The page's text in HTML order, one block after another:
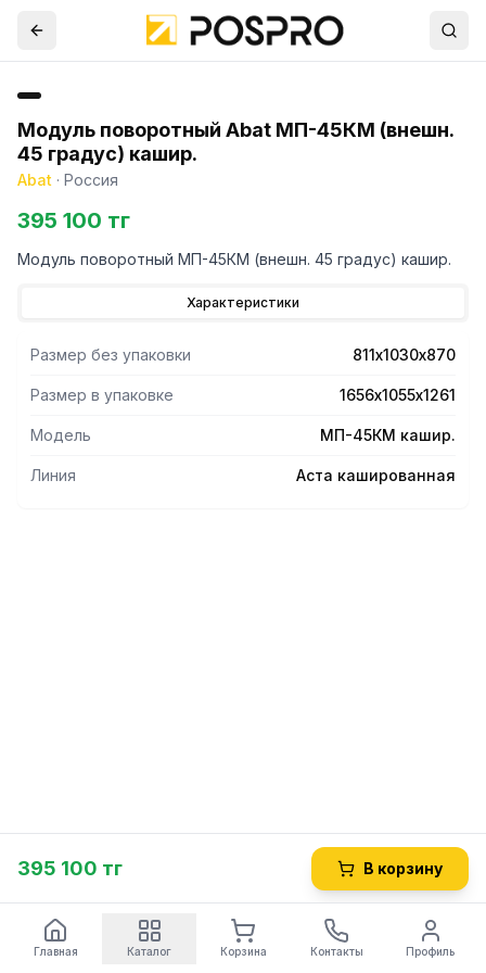
Модуль поворотный Abat МП-45КМ (внешн.
45 градус) кашир.
Abat · Россия
395 100 тг
Модуль поворотный МП-45КМ (внешн. 45 градус) кашир.
Характеристики
Размер без упаковки 811х1030х870
Размер в упаковке 1656х1055х1261
Модель МП-45КМ кашир.
Линия Аста кашированная
395 100 тг В корзину
Главная Каталог Корзина Контакты Профиль